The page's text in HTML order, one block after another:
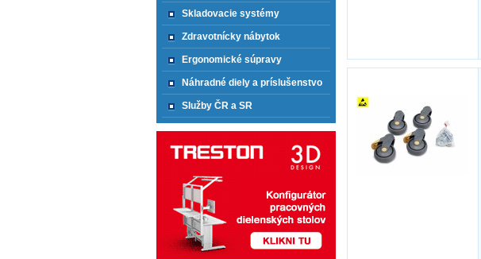
Skladovacie systémy
Zdravotnícky nábytok
Ergonomické súpravy
Náhradné diely a príslušenstvo
Služby ČR a SR